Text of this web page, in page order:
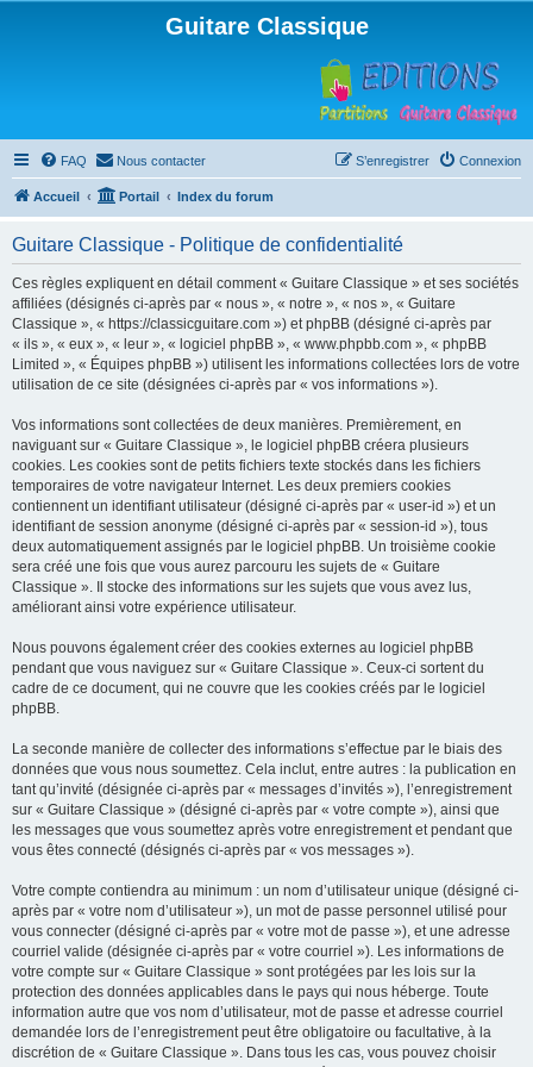
Guitare Classique
FAQ Nous contacter Connexion
S’enregistrer
Accueil Portail Index du forum
Guitare Classique - Politique de confidentialité
Ces règles expliquent en détail comment « Guitare Classique » et ses sociétés
affiliées (désignés ci-après par « nous », « notre », « nos », « Guitare
Classique », « https://classicguitare.com ») et phpBB (désigné ci-après par
« ils », « eux », « leur », « logiciel phpBB », « www.phpbb.com », « phpBB
Limited », « Équipes phpBB ») utilisent les informations collectées lors de votre
utilisation de ce site (désignées ci-après par « vos informations »).
Vos informations sont collectées de deux manières. Premièrement, en
naviguant sur « Guitare Classique », le logiciel phpBB créera plusieurs
cookies. Les cookies sont de petits fichiers texte stockés dans les fichiers
temporaires de votre navigateur Internet. Les deux premiers cookies
contiennent un identifiant utilisateur (désigné ci-après par « user-id ») et un
identifiant de session anonyme (désigné ci-après par « session-id »), tous
deux automatiquement assignés par le logiciel phpBB. Un troisième cookie
sera créé une fois que vous aurez parcouru les sujets de « Guitare
Classique ». Il stocke des informations sur les sujets que vous avez lus,
améliorant ainsi votre expérience utilisateur.
Nous pouvons également créer des cookies externes au logiciel phpBB
pendant que vous naviguez sur « Guitare Classique ». Ceux-ci sortent du
cadre de ce document, qui ne couvre que les cookies créés par le logiciel
phpBB.
La seconde manière de collecter des informations s’effectue par le biais des
données que vous nous soumettez. Cela inclut, entre autres : la publication en
tant qu’invité (désignée ci-après par « messages d’invités »), l’enregistrement
sur « Guitare Classique » (désigné ci-après par « votre compte »), ainsi que
les messages que vous soumettez après votre enregistrement et pendant que
vous êtes connecté (désignés ci-après par « vos messages »).
Votre compte contiendra au minimum : un nom d’utilisateur unique (désigné ci-
après par « votre nom d’utilisateur »), un mot de passe personnel utilisé pour
vous connecter (désigné ci-après par « votre mot de passe »), et une adresse
courriel valide (désignée ci-après par « votre courriel »). Les informations de
votre compte sur « Guitare Classique » sont protégées par les lois sur la
protection des données applicables dans le pays qui nous héberge. Toute
information autre que vos nom d’utilisateur, mot de passe et adresse courriel
demandée lors de l’enregistrement peut être obligatoire ou facultative, à la
discrétion de « Guitare Classique ». Dans tous les cas, vous pouvez choisir